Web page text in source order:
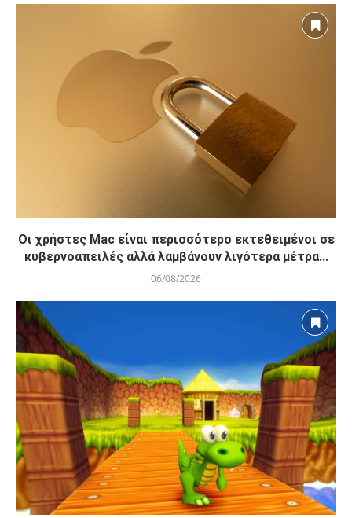
Οι χρήστες Mac είναι περισσότερο εκτεθειμένοι σε
κυβερνοαπειλές αλλά λαμβάνουν λιγότερα μέτρα...
06/08/2026